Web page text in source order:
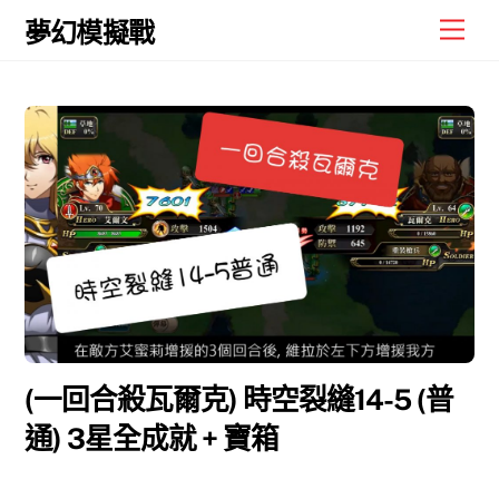
Skip
夢幻模擬戰
(一回合殺瓦爾克) 時空裂縫14-5 (普
通) 3星全成就 + 寶箱